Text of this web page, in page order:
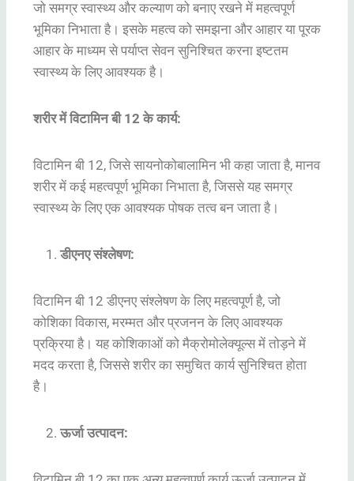
जो समग्र स्वास्थ्य और कल्याण को बनाए रखने में महत्वपूर्ण
भूमिका निभाता है। इसके महत्व को समझना और आहार या पूरक
आहार के माध्यम से पर्याप्त सेवन सुनिश्चित करना इष्टतम
स्वास्थ्य के लिए आवश्यक है।
शरीर में विटामिन बी 12 के कार्य:
विटामिन बी 12, जिसे सायनोकोबालामिन भी कहा जाता है, मानव
शरीर में कई महत्वपूर्ण भूमिका निभाता है, जिससे यह समग्र
स्वास्थ्य के लिए एक आवश्यक पोषक तत्व बन जाता है।
डीएनए संश्लेषण:
विटामिन बी 12 डीएनए संश्लेषण के लिए महत्वपूर्ण है, जो
कोशिका विकास, मरम्मत और प्रजनन के लिए आवश्यक
प्रक्रिया है। यह कोशिकाओं को मैक्रोमोलेक्यूल्स में तोड़ने में
मदद करता है, जिससे शरीर का समुचित कार्य सुनिश्चित होता
है।
ऊर्जा उत्पादन: